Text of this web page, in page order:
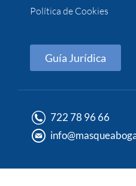
Política de Cookies
Guía Jurídica
722 78 96 66